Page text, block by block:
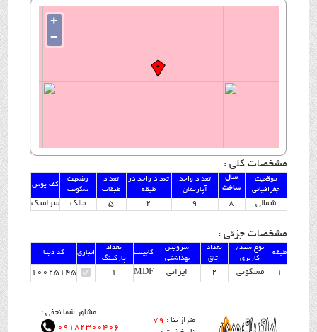
+
−
مشخصات کلی :
موقعیت
جغرافیائی
سال
ساخت
تعداد واحد
آپارتمان
تعداد واحد در
طبقه
تعداد
طبقات
وضعیت
سکونت
کف پوش
شمالی 8
9
2
5 مالک سرامیک
مشخصات جزئی :
طبقه
نوع سند/
کاربری
تعداد
اتاق
سرویس
بهداشتی
کابینت
تعداد
پارکینگ
انباری کد دیتا
1 مسکونی 2 ایرانی MDF
1
10025145
متراژ بنا : 79
مشاور شما نجفی :
09182300406